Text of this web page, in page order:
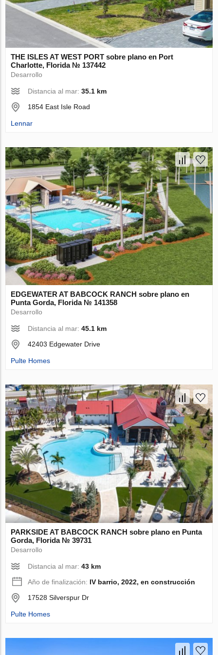
THE ISLES AT WEST PORT sobre plano en Port
Charlotte, Florida № 137442
Desarrollo
Distancia al mar:35.1 km
1854 East Isle Road
Lennar
EDGEWATER AT BABCOCK RANCH sobre plano en
Punta Gorda, Florida № 141358
Desarrollo
Distancia al mar:45.1 km
42403 Edgewater Drive
Pulte Homes
PARKSIDE AT BABCOCK RANCH sobre plano en Punta
Gorda, Florida № 39731
Desarrollo
Distancia al mar:43 km
Año de finalización: IV barrio, 2022, en construcción
17528 Silverspur Dr
Pulte Homes